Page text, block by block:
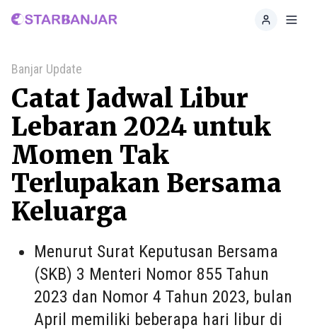
Home
Banjar Update
Catat Jadwal Libur
Lebaran 2024 untuk
Momen Tak
Terlupakan Bersama
Keluarga
Menurut Surat Keputusan Bersama
(SKB) 3 Menteri Nomor 855 Tahun
2023 dan Nomor 4 Tahun 2023, bulan
April memiliki beberapa hari libur di